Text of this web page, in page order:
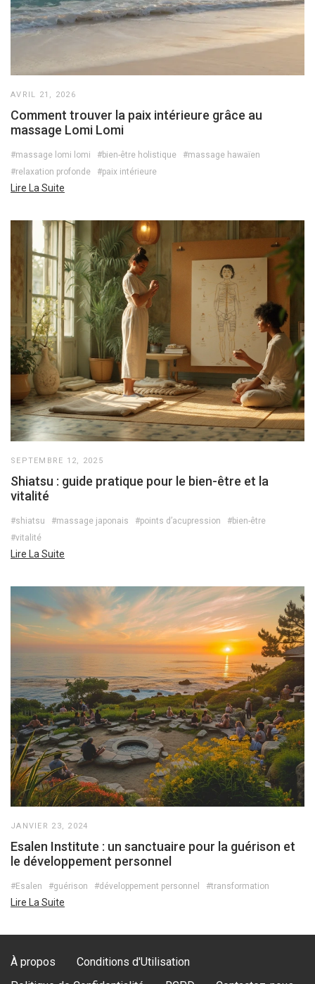
AVRIL 21, 2026
Comment trouver la paix intérieure grâce au
massage Lomi Lomi
#massage lomi lomi #bien-être holistique
#massage hawaïen
#relaxation profonde
#paix intérieure
Lire La Suite
SEPTEMBRE 12, 2025
Shiatsu : guide pratique pour le bien-être et la
vitalité
#shiatsu #massage japonais #points d’acupression
#bien-être
#vitalité
Lire La Suite
JANVIER 23, 2024
Esalen Institute : un sanctuaire pour la guérison et
le développement personnel
#Esalen #guérison #développement personnel #transformation
Lire La Suite
À propos
Conditions d'Utilisation